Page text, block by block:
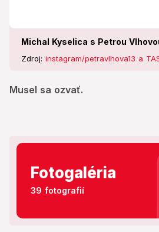
Michal Kyselica s Petrou
Zdroj: instagram/petravlhova13 a
Musel sa ozvať.
Fotogaléria
39 fotografií